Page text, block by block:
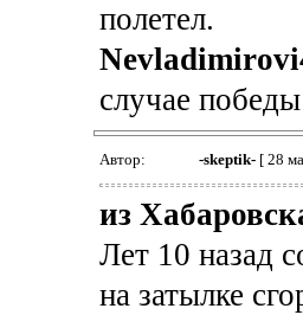
полетел.
случае
Автор: -skeptik-[ 28
из
Лет 10 назад
на затылке